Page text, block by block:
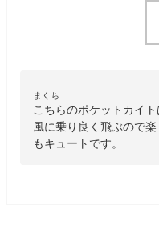
まくち
こちらのポケットカイ
風に乗り良く飛ぶので
もキュートです。